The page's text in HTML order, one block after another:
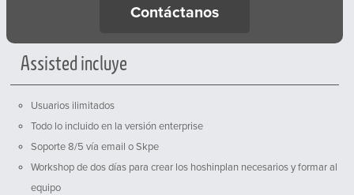
Contáctanos
Assisted incluye
Usuarios ilimitados
Todo lo incluido en la versión enterprise
Soporte 8/5 vía email o Skpe
Workshop de dos días para crear los hoshinplan necesarios y formar al
equipo